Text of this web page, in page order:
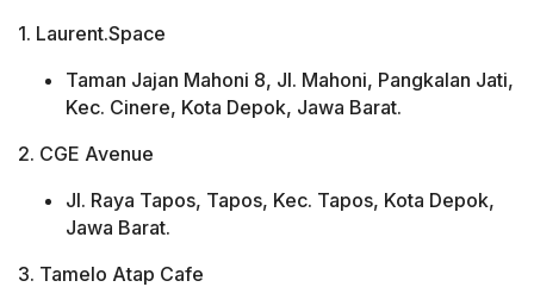
1. Laurent.Space
Taman Jajan Mahoni 8, Jl. Mahoni, Pangkalan Jati,
Kec. Cinere, Kota Depok, Jawa Barat.
2. CGE Avenue
Jl. Raya Tapos, Tapos, Kec. Tapos, Kota Depok,
Jawa Barat.
3. Tamelo Atap Cafe